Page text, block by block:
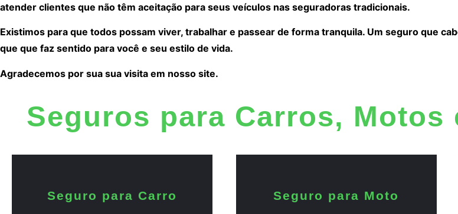
atender clientes que não têm aceitação para seus veículos nas seguradoras tradicionais.
Existimos para que todos possam viver, trabalhar e passear de forma tranquila. Um seguro que
que que faz sentido para você e seu estilo de vida.
Agradecemos por sua sua visita em nosso site.
Seguros para Carros, Motos
Seguro para Carro Seguro para Moto